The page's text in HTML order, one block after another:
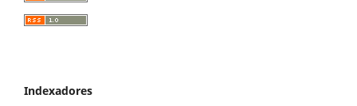
Indexadores